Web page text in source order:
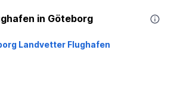
in Göteborg
Landvetter Flughafen